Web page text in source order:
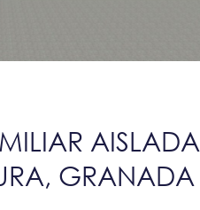
AISLADA
GRANADA